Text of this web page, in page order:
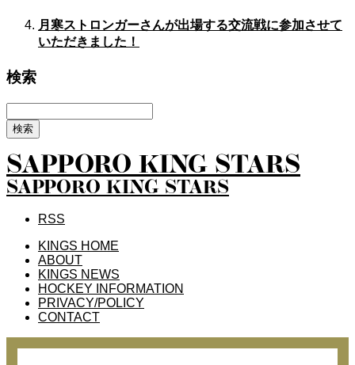
月寒ストロンガーさんが出場する交流戦に参加させて
いただきました！
検索
SAPPORO KING STARS
SAPPORO KING STARS
RSS
KINGS HOME
ABOUT
KINGS NEWS
HOCKEY INFORMATION
PRIVACY/POLICY
CONTACT